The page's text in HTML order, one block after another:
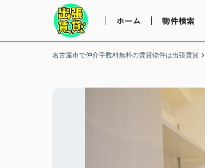
ホーム 物件検索
名古屋市で仲介手数料無料の賃貸物件は出張賃貸